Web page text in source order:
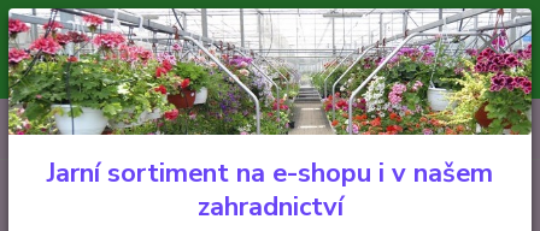
Minimální hodnota pro odeslání z e-shopu je 300 Kč.
V tuto chvíli již hlavní nápor objednávek opadl a balíček můžete čekat
nejpozději v následujícím týdnu po přijetí objednávky. Objednávky
vyřizujeme v pořadí, v jakém přišly...
CZK
+420 602 223 614 0ks
za0 Kč
Jarní sortiment na e-shopu i v našem
zahradnictví